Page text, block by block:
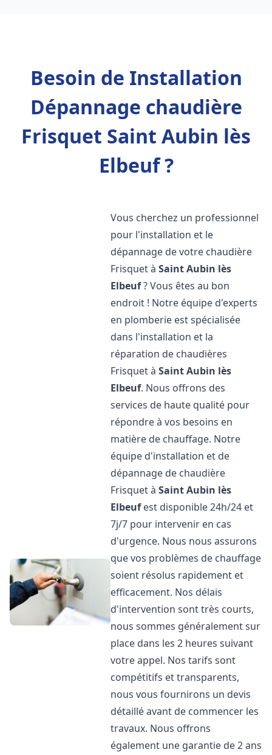
Besoin de Installation
Dépannage chaudière
Frisquet Saint Aubin lès
Elbeuf ?
Vous cherchez un professionnel
pour l'installation et le
dépannage de votre chaudière
Frisquet àSaint Aubin lès
Elbeuf? Vous êtes au bon
endroit ! Notre équipe d'experts
en plomberie est spécialisée
dans l'installation et la
réparation de chaudières
Frisquet àSaint Aubin lès
Elbeuf. Nous offrons des
services de haute qualité pour
répondre à vos besoins en
matière de chauffage. Notre
équipe d'installation et de
dépannage de chaudière
Frisquet àSaint Aubin lès
Elbeufest disponible 24h/24 et
7j/7 pour intervenir en cas
d'urgence. Nous nous assurons
que vos problèmes de chauffage
soient résolus rapidement et
efficacement. Nos délais
d'intervention sont très courts,
nous sommes généralement sur
place dans les 2 heures suivant
votre appel. Nos tarifs sont
compétitifs et transparents,
nous vous fournirons un devis
détaillé avant de commencer les
travaux. Nous offrons
également une garantie de 2 ans